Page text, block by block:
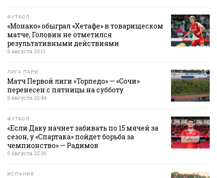
ФУТБОЛ
«Монако» обыграл «Хетафе» в товарищеском
матче, Головин не отметился
результативными действиями
6 августа 23:11
ЛИГА ПАРИ
Матч Первой лиги «Торпедо» — «Сочи»
перенесен с пятницы на субботу
6 августа 22:44
ФУТБОЛ
«Если Даку начнет забивать по 15 мячей за
сезон, у «Спартака» пойдет борьба за
чемпионство» — Радимов
6 августа 22:36
ИСПАНИЯ